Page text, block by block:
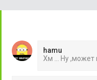
hamu
Хм ... Ну ,может